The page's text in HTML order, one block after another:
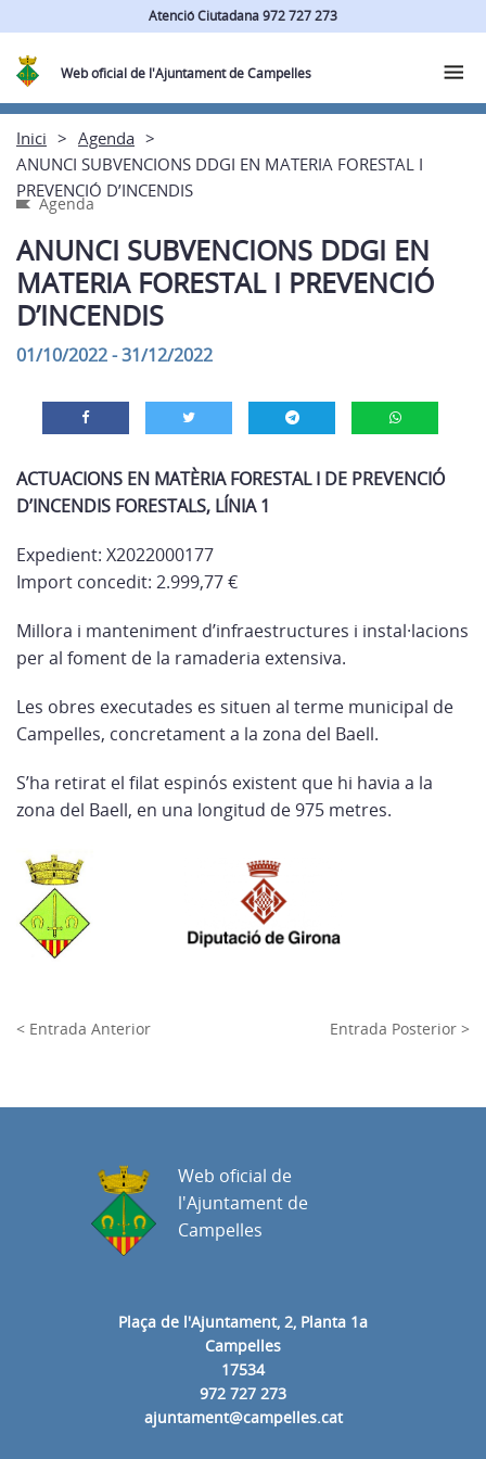
Atenció Ciutadana 972 727 273
Web oficial de l'Ajuntament de Campelles
Inici
Agenda
ANUNCI SUBVENCIONS DDGI EN MATERIA FORESTAL I
PREVENCIÓ D’INCENDIS
Agenda
ANUNCI SUBVENCIONS DDGI EN
MATERIA FORESTAL I PREVENCIÓ
D’INCENDIS
01/10/2022 - 31/12/2022
ACTUACIONS EN MATÈRIA FORESTAL I DE PREVENCIÓ
D’INCENDIS FORESTALS, LÍNIA 1
Expedient: X2022000177
Import concedit: 2.999,77 €
Millora i manteniment d’infraestructures i instal·lacions
per al foment de la ramaderia extensiva.
Les obres executades es situen al terme municipal de
Campelles, concretament a la zona del Baell.
S’ha retirat el filat espinós existent que hi havia a la
zona del Baell, en una longitud de 975 metres.
< Entrada Anterior Entrada Posterior >
Plaça de l'Ajuntament, 2, Planta 1a
Campelles
17534
972 727 273
ajuntament@campelles.cat
Web oficial de
l'Ajuntament de
Campelles